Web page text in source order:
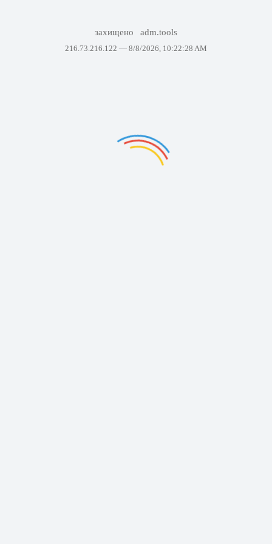
захищено adm.tools
216.73.216.122 — 8/8/2026, 10:22:28 AM